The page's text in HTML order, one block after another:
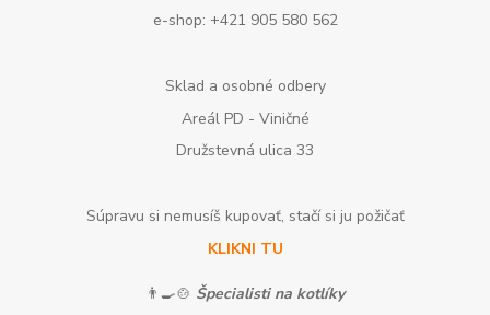
e-shop: +421 905 580 562
Sklad a osobné odbery
Areál PD - Viničné
Družstevná ulica 33
Súpravu si nemusíš kupovať, stačí si ju požičať
KLIKNI TU
👨‍🍳🍲 Špecialisti na kotlíky